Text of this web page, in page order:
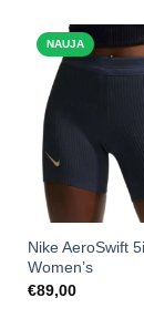
NAUJA
Nike AeroSwift
Women’s
€89,00